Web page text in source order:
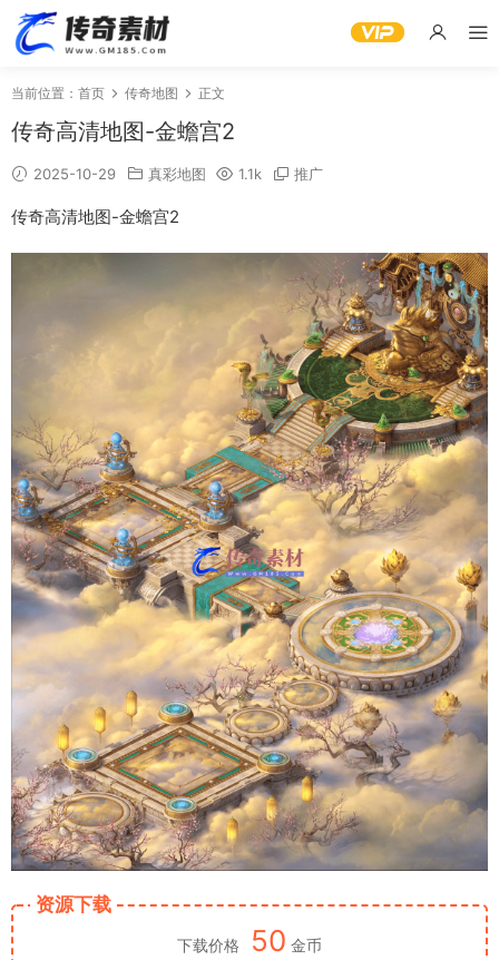
当前位置： 首页 传奇地图 正文
传奇高清地图-金蟾宫2
2025-10-29 真彩地图 1.1k 推广
传奇高清地图-金蟾宫2
资源下载
下载价格 50 金币